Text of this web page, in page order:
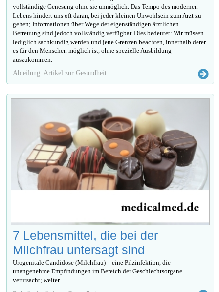
vollständige Genesung ohne sie unmöglich. Das Tempo des modernen
Lebens hindert uns oft daran, bei jeder kleinen Unwohlsein zum Arzt zu
gehen; Informationen über Wege der eigenständigen ärztlichen
Betreuung sind jedoch vollständig verfügbar. Dies bedeutet: Wir müssen
lediglich sachkundig werden und jene Grenzen beachten, innerhalb derer
es für den Menschen möglich ist, ohne spezielle Ausbildung
auszukommen.
Abteilung: Artikel zur Gesundheit
7 Lebensmittel, die bei der
MIlchfrau untersagt sind
Urogenitale Candidose (Milchfrau) – eine Pilzinfektion, die
unangenehme Empfindungen im Bereich der Geschlechtsorgane
verursacht; weiter...